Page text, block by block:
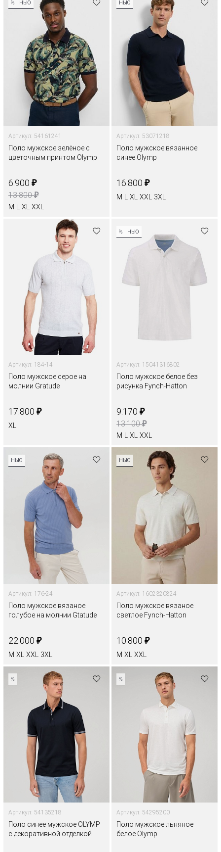
% НЬЮ
Артикул: 54161241
Поло мужское зелёное с
цветочным принтом Olymp
6.900 ₽
13.800₽
M XL XXL
НЬЮ
Артикул: 53071218
Поло мужское вязанное
синее Olymp
16.800 ₽
M XL XXL 3XL
Артикул: 184-14
Поло мужское серое на
молнии Gratude
17.800 ₽
XL
% НЬЮ
Артикул: 15041316802
Поло мужское белое без
рисунка Fynch-Hatton
9.170 ₽
13.100₽
M L XL XXL
НЬЮ
Артикул: 176-24
Поло мужское вязаное
голубое на молнии Gtatude
22.000 ₽
M XL XXL 3XL
НЬЮ
Артикул: 1602320824
Поло мужское вязаное
светлое Fynch-Hatton
10.800 ₽
M XL XXL
%
Артикул: 54135218
Поло синее мужское OLYMP
с декоративной отделкой
%
Артикул: 54295200
Поло мужское льняное
белое Olymp